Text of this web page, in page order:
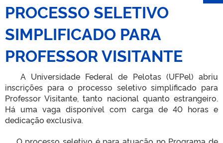
PROCESSO SELETIVO
SIMPLIFICADO PARA
PROFESSOR VISITANTE
A Universidade Federal de Pelotas (UFPel) abriu
inscrições para o processo seletivo simplificado para
Professor Visitante, tanto nacional quanto estrangeiro.
Há uma vaga disponível com carga de 40 horas e
dedicação exclusiva.